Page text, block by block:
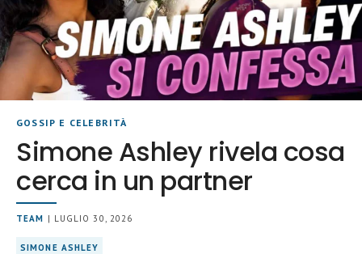
GOSSIP E CELEBRITÀ
Simone Ashley rivela cosa
cerca in un partner
TEAM | LUGLIO 30, 2026
SIMONE ASHLEY